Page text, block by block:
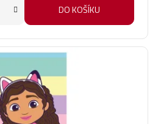
DO KOŠÍKU